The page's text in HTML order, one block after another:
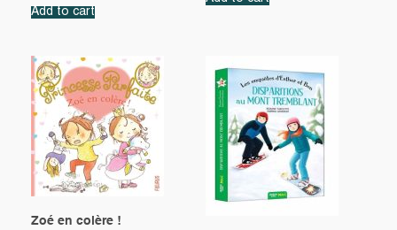
Add to cart
Zoé en colère !